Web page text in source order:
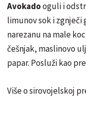
Avokadooguli i
limunov sok i zgnječi
narezanu na male
češnjak, maslinovo
papar. Posluži kao
Višeosirovojelskoj